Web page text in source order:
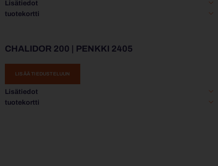
Lisätiedot
tuotekortti
CHALIDOR 200 | PENKKI 2405
LISÄÄ TIEDUSTELUUN
Lisätiedot
tuotekortti